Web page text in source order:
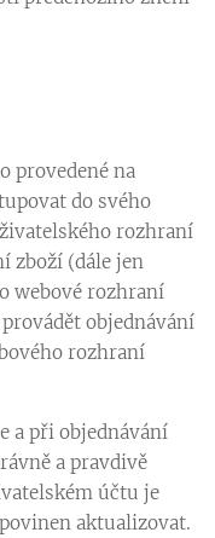
provedené na
do svého
rozhraní
zboží (dále jen
webové rozhraní
objednávání
rozhraní
a při objednávání
a pravdivě
účtu je
aktualizovat.